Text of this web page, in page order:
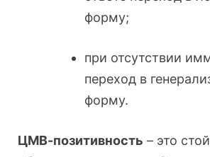
форму;
при отсутствии
переход в
форму.
ЦМВ-позитивность – это